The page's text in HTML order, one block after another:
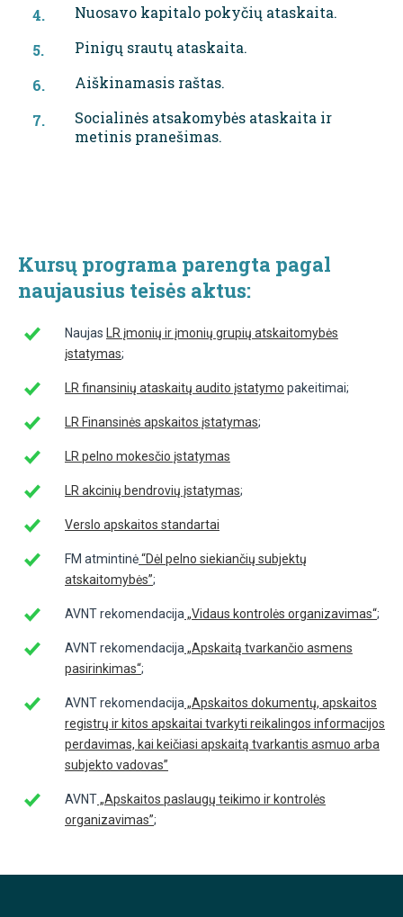
Nuosavo kapitalo pokyčių ataskaita.
Pinigų srautų ataskaita.
Aiškinamasis raštas.
Socialinės atsakomybės ataskaita ir
metinis pranešimas.
Kursų programa parengta pagal
naujausius teisės aktus:
Naujas
LR įmonių ir įmonių grupių atskaitomybės
įstatymas;
LR finansinių ataskaitų audito įstatymo pakeitimai;
LR Finansinės apskaitos įstatymas;
LR pelno mokesčio įstatymas
LR akcinių bendrovių įstatymas;
Verslo apskaitos standartai
FM atmintinė“Dėl pelno siekiančių subjektų
atskaitomybės”;
AVNT rekomendacija „Vidaus kontrolės organizavimas“;
AVNT rekomendacija „Apskaitą tvarkančio asmens
pasirinkimas“;
AVNT rekomendacija „Apskaitos dokumentų, apskaitos
registrų ir kitos apskaitai tvarkyti reikalingos informacijos
perdavimas, kai keičiasi apskaitą tvarkantis asmuo arba
subjekto vadovas”
AVNT„Apskaitos paslaugų teikimo ir kontrolės
organizavimas”;